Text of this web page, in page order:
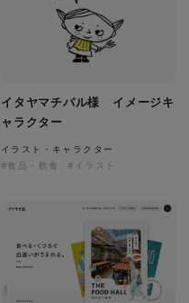
イタヤマチバル様 イメージキ
ャラクター
イラスト・キャラクター
#食品・飲食
#イラスト